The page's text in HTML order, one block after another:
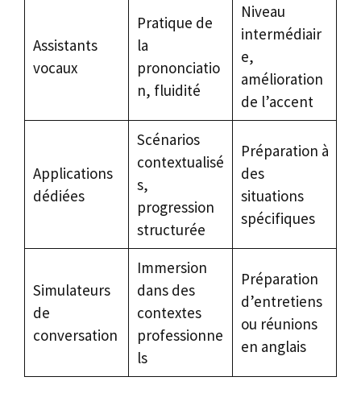
Assistants
vocaux
Pratique de
la
prononciatio
n, fluidité
Niveau
intermédiair
e,
amélioration
de l’accent
Applications
dédiées
Scénarios
contextualisé
s,
progression
structurée
Préparation à
des
situations
spécifiques
Simulateurs
de
conversation
Immersion
dans des
contextes
professionne
ls
Préparation
d’entretiens
ou réunions
en anglais